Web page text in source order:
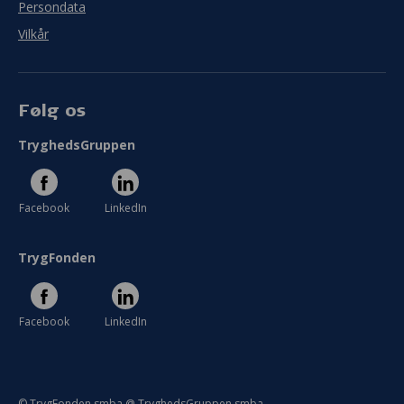
Persondata
Vilkår
Følg os
TryghedsGruppen
Facebook LinkedIn
TrygFonden
Facebook LinkedIn